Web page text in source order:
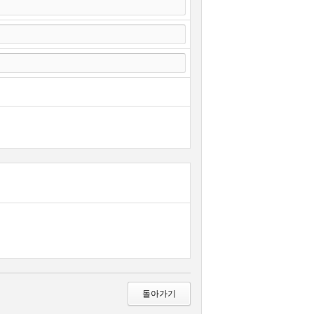
할 수 있습니다
다. 단 회사에게 고의 또는 과실이 있는 경우
경과한 자로서 사이트의 회원 재가입 승낙
돌아가기